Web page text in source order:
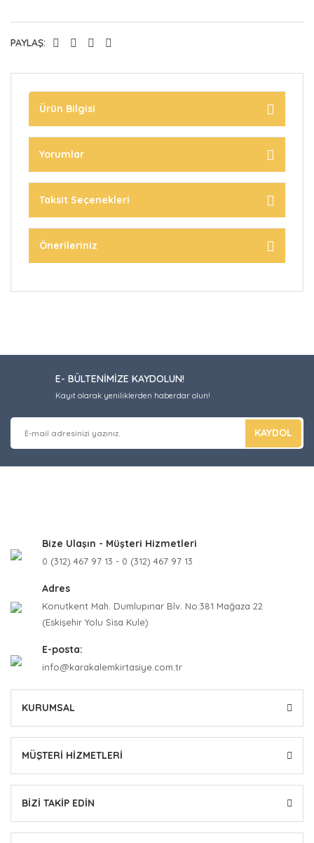
PAYLAŞ:
Ürün Bilgisi
Yorumlar
Taksit Seçenekleri
Önerileriniz
E- BÜLTENİMİZE KAYDOLUN!
Kayıt olarak yeniliklerden haberdar olun!
KAYDOL
Bize Ulaşın - Müşteri Hizmetleri
0 (312) 467 97 13 - 0 (312) 467 97 13
Adres
Konutkent Mah. Dumlupınar Blv. No:381 Mağaza 22
(Eskişehir Yolu Sisa Kule)
E-posta:
info@karakalemkirtasiye.com.tr
KURUMSAL
MÜŞTERİ HİZMETLERİ
BİZİ TAKİP EDİN